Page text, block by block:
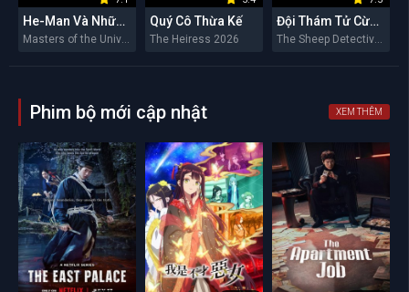
He-Man Và Những Chiến Binh Vũ Trụ
Masters of the Universe 2026
Quý Cô Thừa Kế
The Heiress 2026
Đội Thám Tử Cừu: Án Mạng Lúc Nửa Đêm
The Sheep Detectives 2026
Phim bộ mới cập nhật XEM THÊM